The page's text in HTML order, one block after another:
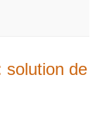
solution de